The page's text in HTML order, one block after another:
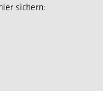
sichern: